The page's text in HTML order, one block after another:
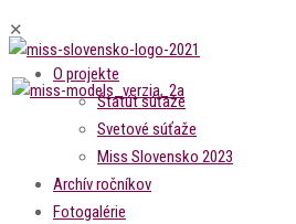
✕
O projekte
Štatút súťaže
Svetové súťaže
Miss Slovensko 2023
Archív ročníkov
Fotogalérie